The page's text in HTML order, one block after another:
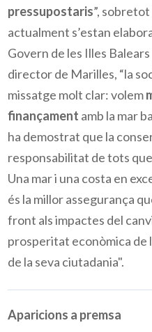
pressupostaris”,
actualment s’estan
Govern de les Illes
director de Marilles, “la
missatge molt clar: volem
finançament amb la mar
ha demostrat que la
responsabilitat de tots que
Una mar i una costa en
és la millor assegurança
front als impactes del
prosperitat econòmica de
de la seva ciutadania".
Aparicions a premsa